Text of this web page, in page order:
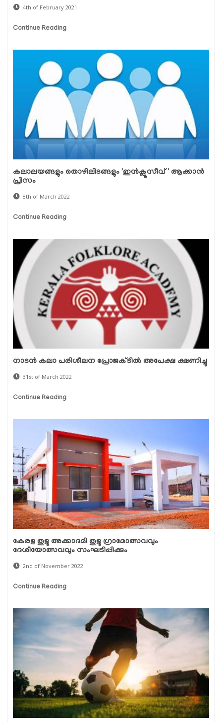
4th of February 2021
Continue Reading
കലാലയങ്ങളും തൊഴിലിടങ്ങളും 'ഇൻക്ലൂസീവ്' ആക്കാൻ
പ്രിസം
8th of March 2022
Continue Reading
നാടൻ കലാ പരിശീലന പ്രോജക്ടിൽ അപേക്ഷ ക്ഷണിച്ചു
31st of March 2022
Continue Reading
കേരള തുളു അക്കാദമി തുളു ഗ്രാമോത്സവവും
ദേശീയോത്സവവും സംഘടിപ്പിക്കും
2nd of November 2022
Continue Reading